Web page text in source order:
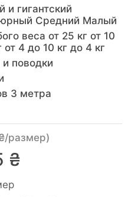
и гигантский
Средний Малый
веса от 25 кг от 10
от 4 до 10 кг до 4 кг
поводки
3 метра
размер)
₴